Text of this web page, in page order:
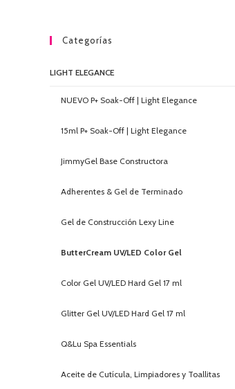
Categorías
LIGHT ELEGANCE
NUEVO P+ Soak-Off | Light Elegance
15ml P+ Soak-Off | Light Elegance
JimmyGel Base Constructora
Adherentes & Gel de Terminado
Gel de Construcción Lexy Line
ButterCream UV/LED Color Gel
Color Gel UV/LED Hard Gel 17 ml
Glitter Gel UV/LED Hard Gel 17 ml
Q&Lu Spa Essentials
Aceite de Cutícula, Limpiadores y Toallitas